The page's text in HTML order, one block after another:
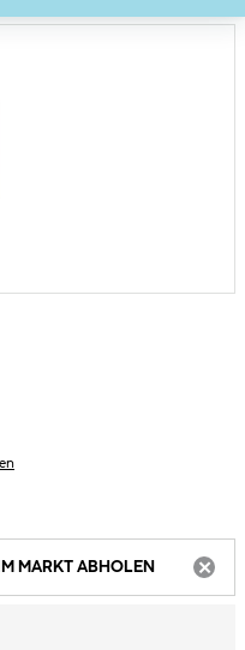
IM MARKT ABHOLEN